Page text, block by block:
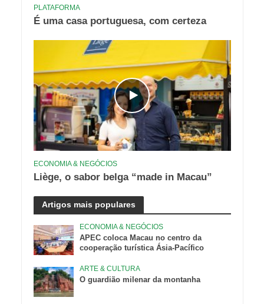
PLATAFORMA
É uma casa portuguesa, com certeza
ECONOMIA & NEGÓCIOS
Liège, o sabor belga “made in Macau”
Artigos mais populares
ECONOMIA & NEGÓCIOS
APEC coloca Macau no centro da
cooperação turística Ásia-Pacífico
ARTE & CULTURA
O guardião milenar da montanha